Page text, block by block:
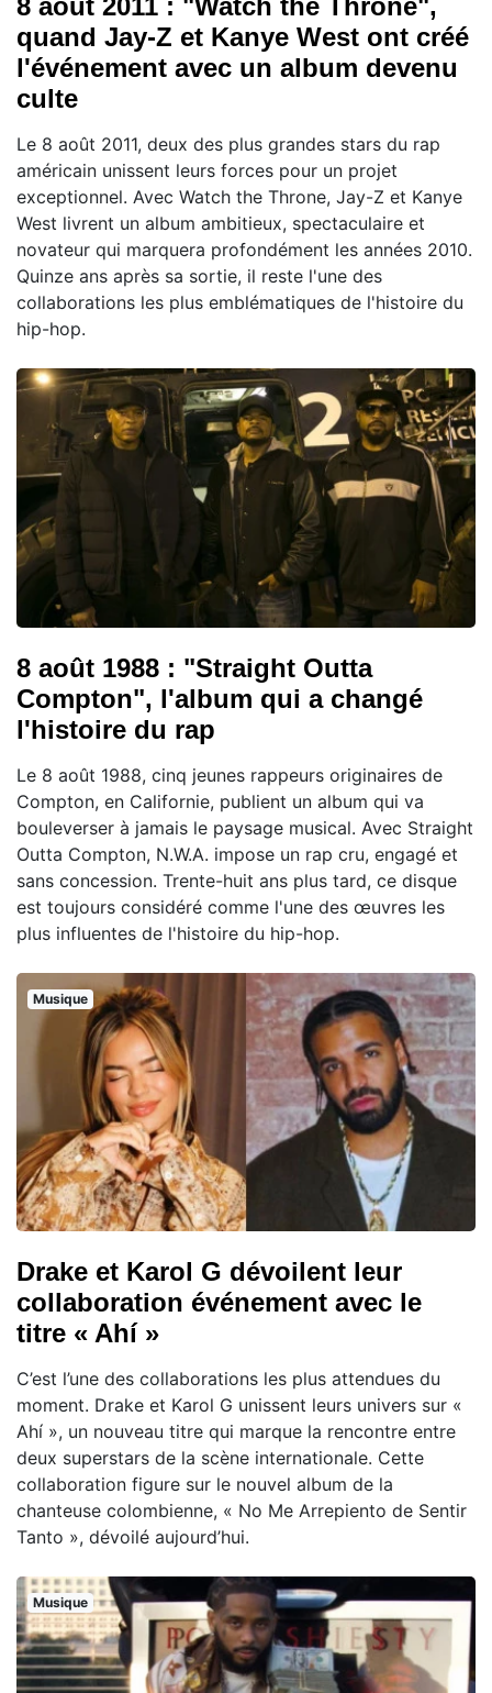
8 août 2011 : "Watch the Throne",
quand Jay-Z et Kanye West ont créé
l'événement avec un album devenu
culte
Le 8 août 2011, deux des plus grandes stars du rap
américain unissent leurs forces pour un projet
exceptionnel. Avec Watch the Throne, Jay-Z et Kanye
West livrent un album ambitieux, spectaculaire et
novateur qui marquera profondément les années 2010.
Quinze ans après sa sortie, il reste l'une des
collaborations les plus emblématiques de l'histoire du
hip-hop.
8 août 1988 : "Straight Outta
Compton", l'album qui a changé
l'histoire du rap
Le 8 août 1988, cinq jeunes rappeurs originaires de
Compton, en Californie, publient un album qui va
bouleverser à jamais le paysage musical. Avec Straight
Outta Compton, N.W.A. impose un rap cru, engagé et
sans concession. Trente-huit ans plus tard, ce disque
est toujours considéré comme l'une des œuvres les
plus influentes de l'histoire du hip-hop.
Musique
Drake et Karol G dévoilent leur
collaboration événement avec le
titre « Ahí »
C’est l’une des collaborations les plus attendues du
moment. Drake et Karol G unissent leurs univers sur «
Ahí », un nouveau titre qui marque la rencontre entre
deux superstars de la scène internationale. Cette
collaboration figure sur le nouvel album de la
chanteuse colombienne, « No Me Arrepiento de Sentir
Tanto », dévoilé aujourd’hui.
Musique